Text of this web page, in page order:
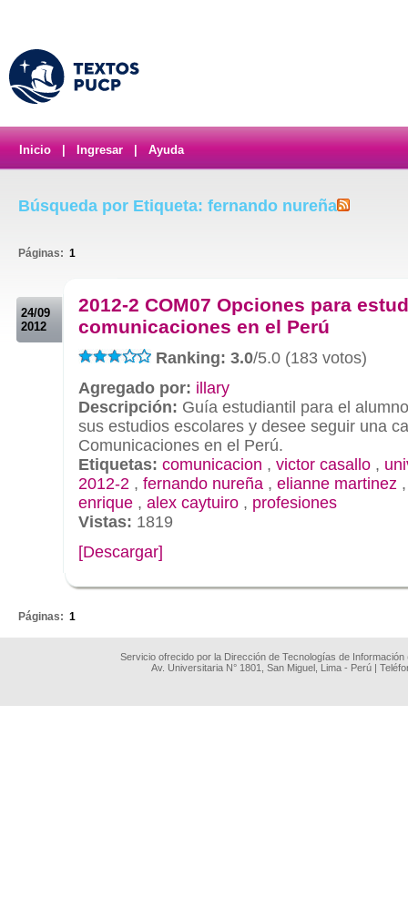
Inicio Ingresar Ayuda
Búsqueda por Etiqueta: fernando nureña
Páginas: 1
24/09
2012
2012-2 COM07 Opciones para
comunicaciones en el Perú
Ranking: 3.0/5.0 (183 votos)
Agregado por: illary
Descripción: Guía estudiantil para el
sus estudios escolares y desee seguir una
Comunicaciones en el Perú.
Etiquetas: comunicacion , victor casallo ,
2012-2 , fernando nureña , elianne martinez
enrique , alex caytuiro , profesiones
Vistas: 1819
[Descargar]
Páginas: 1
Servicio ofrecido por la Dirección de Tecnologías de
Av. Universitaria N° 1801, San Miguel, Lima - Perú |